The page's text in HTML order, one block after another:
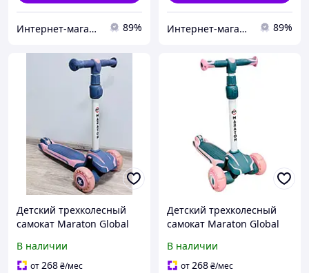
Интернет-магазин "Маленький Гонщик" 89% Интернет-магазин "Маленький Гонщик" 89%
Детский трехколесный
самокат Maraton Global
конструкцией
полиуретановыми PU
В наличии
от268₴/мес
Детский трехколесный
самокат Maraton Global
конструкцией
полиуретановыми PU
В наличии
от268₴/мес